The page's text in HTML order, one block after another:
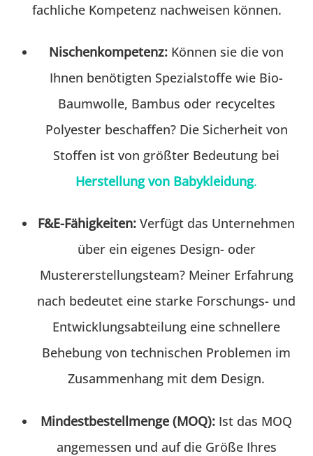
fachliche Kompetenz nachweisen können.
Nischenkompetenz: Können sie die von
Ihnen benötigten Spezialstoffe wie Bio-
Baumwolle, Bambus oder recyceltes
Polyester beschaffen? Die Sicherheit von
Stoffen ist von größter Bedeutung bei
Herstellung von Babykleidung.
F&E-Fähigkeiten: Verfügt das Unternehmen
über ein eigenes Design- oder
Mustererstellungsteam? Meiner Erfahrung
nach bedeutet eine starke Forschungs- und
Entwicklungsabteilung eine schnellere
Behebung von technischen Problemen im
Zusammenhang mit dem Design.
Mindestbestellmenge (MOQ): Ist das MOQ
angemessen und auf die Größe Ihres